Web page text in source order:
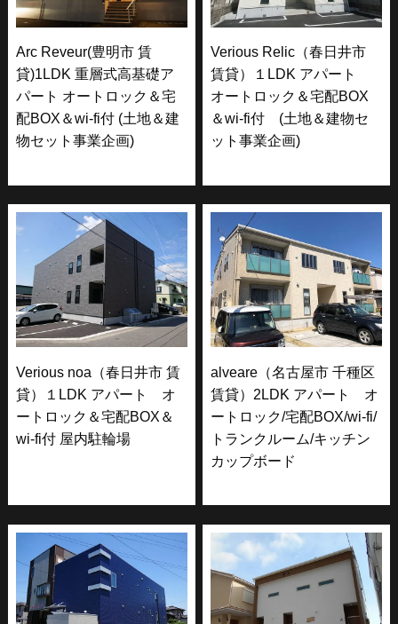
Arc Reveur(豊明市 賃
貸)1LDK 重層式高基礎ア
パート オートロック＆宅
配BOX＆wi-fi付 (土地＆建
物セット事業企画)
Verious Relic（春日井市
賃貸）１LDK アパート
オートロック＆宅配BOX
＆wi-fi付 (土地＆建物セ
ット事業企画)
Verious noa（春日井市 賃
貸）１LDK アパート オ
ートロック＆宅配BOX＆
wi-fi付 屋内駐輪場
alveare（名古屋市 千種区
賃貸）2LDK アパート オ
ートロック/宅配BOX/wi-fi/
トランクルーム/キッチン
カップボード